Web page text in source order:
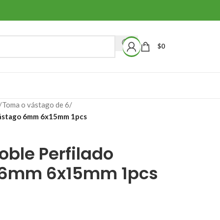
$0
Toma o vástago de 6/
6mm 6x15mm 1pcs
Perfilado
6x15mm 1pcs